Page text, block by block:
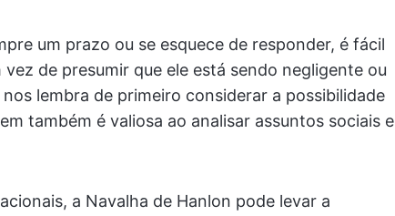
um prazo ou se esquece de responder, é fácil
de presumir que ele está sendo negligente ou
lembra de primeiro considerar a possibilidade
também é valiosa ao analisar assuntos sociais e
a Navalha de Hanlon pode levar a